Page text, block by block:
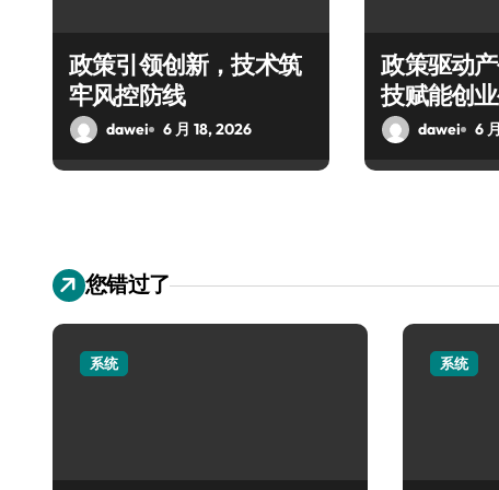
政策引领创新，技术筑
牢风控防线
dawei 6 月 18, 2026
政策驱动
技赋能创
dawei 6
您错过了
系统 系统